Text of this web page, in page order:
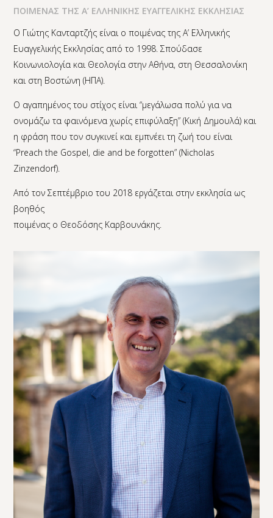
ΠΟΙΜΕΝΑΣ ΤΗΣ Α’ ΕΛΛΗΝΙΚΗΣ ΕΥΑΓΓΕΛΙΚΗΣ ΕΚΚΛΗΣΙΑΣ
Ο Γιώτης Κανταρτζής είναι ο ποιμένας της Α’ Ελληνικής
Ευαγγελικής Εκκλησίας από το 1998. Σπούδασε
Κοινωνιολογία και Θεολογία στην Αθήνα, στη Θεσσαλονίκη
και στη Βοστώνη (ΗΠΑ).
Ο αγαπημένος του στίχος είναι “μεγάλωσα πολύ για να
ονομάζω τα φαινόμενα χωρίς επιφύλαξη” (Κική Δημουλά) και
η φράση που τον συγκινεί και εμπνέει τη ζωή του είναι
“Preach the Gospel, die and be forgotten” (Nicholas
Zinzendorf).
Από τον Σεπτέμβριο του 2018 εργάζεται στην εκκλησία ως
βοηθός
ποιμένας ο Θεοδόσης Καρβουνάκης.